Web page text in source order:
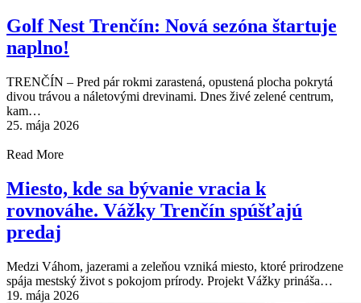
Golf Nest Trenčín: Nová sezóna štartuje
naplno!
TRENČÍN – Pred pár rokmi zarastená, opustená plocha pokrytá
divou trávou a náletovými drevinami. Dnes živé zelené centrum,
kam…
25. mája 2026
Read More
Miesto, kde sa bývanie vracia k
rovnováhe. Vážky Trenčín spúšťajú
predaj
Medzi Váhom, jazerami a zeleňou vzniká miesto, ktoré prirodzene
spája mestský život s pokojom prírody. Projekt Vážky prináša…
19. mája 2026